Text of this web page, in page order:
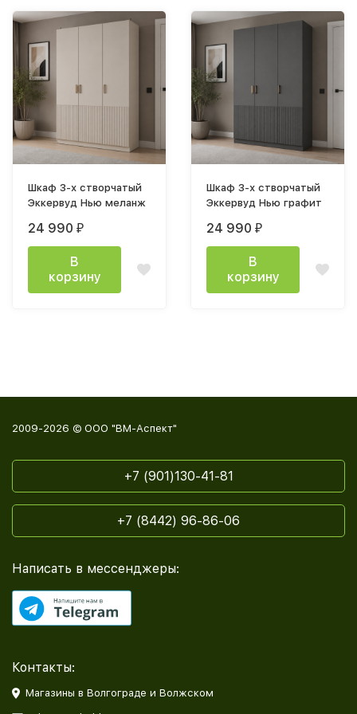
Шкаф 3-х створчатый
Эккервуд Нью меланж
24 990 ₽
В
корзину
Шкаф 3-х створчатый
Эккервуд Нью графит
24 990 ₽
В
корзину
2009-2026 © ООО "ВМ-Аспект"
+7 (901)130-41-81
+7 (8442) 96-86-06
Написать в мессенджеры:
Контакты:
Магазины в Волгограде и Волжском